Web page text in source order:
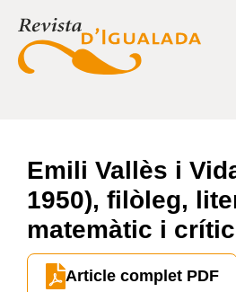
Emili Vallès i
1950), filòleg,
matemàtic i
Article complet PDF